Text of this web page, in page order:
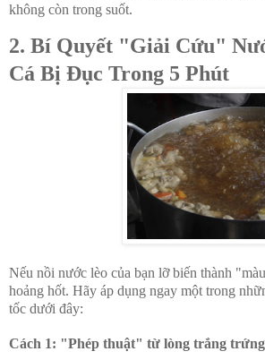
không còn trong suốt.
2. Bí Quyết "Giải Cứu"
Cá Bị Đục Trong 5 Phút
Nếu nồi nước lèo của bạn lỡ biến thành
hoảng hốt. Hãy áp dụng ngay một trong
tốc dưới đây:
Cách 1: "Phép thuật" từ lòng trắng